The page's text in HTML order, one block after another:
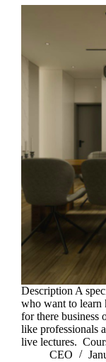
Description A
who want to learn
for there business
like professionals
live lectures.
CEO